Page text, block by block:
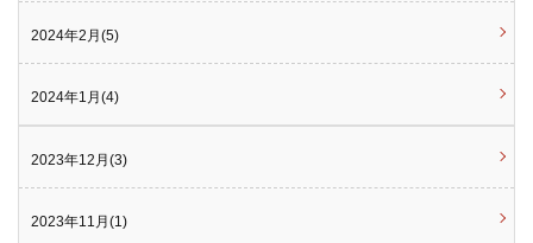
2024年2月(5)
2024年1月(4)
2023年12月(3)
2023年11月(1)